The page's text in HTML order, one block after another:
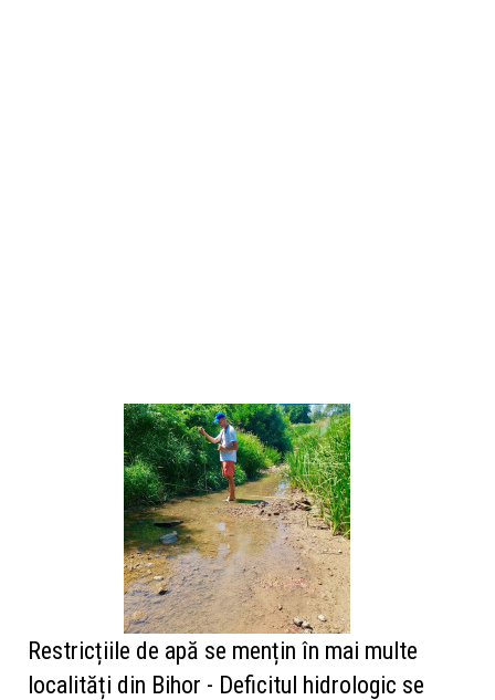
Restricțiile de apă se mențin în mai multe
localități din Bihor - Deficitul hidrologic se